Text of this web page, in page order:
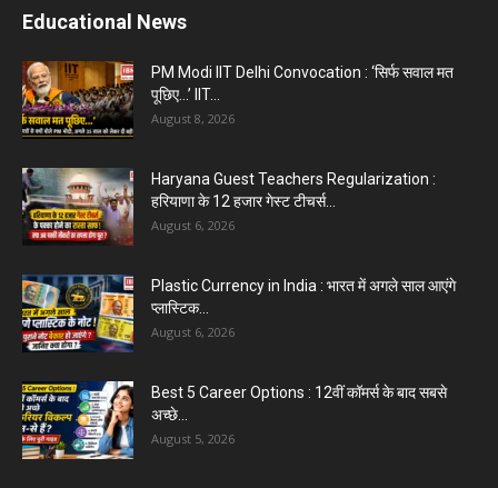
Educational News
PM Modi IIT Delhi Convocation : ‘सिर्फ सवाल मत
पूछिए…’ IIT...
August 8, 2026
Haryana Guest Teachers Regularization :
हरियाणा के 12 हजार गेस्ट टीचर्स...
August 6, 2026
Plastic Currency in India : भारत में अगले साल आएंगे
प्लास्टिक...
August 6, 2026
Best 5 Career Options : 12वीं कॉमर्स के बाद सबसे
अच्छे...
August 5, 2026